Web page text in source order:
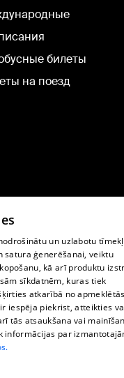
билеты
на поезд
un uzlabotu
satura ģenerēšanai, veiktu
kā arī produktu
sīkdatnēm, kuras tiek
atkarībā no
iespēja piekrist, atteikties
tās atsaukšana vai
informācijas par